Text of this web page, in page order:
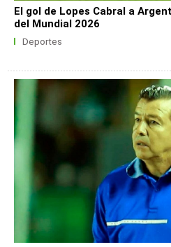
El gol de Lopes Cabral a
del Mundial 2026
Deportes